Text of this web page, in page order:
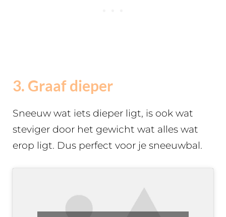
3. Graaf dieper
Sneeuw wat iets dieper ligt, is ook wat
steviger door het gewicht wat alles wat
erop ligt. Dus perfect voor je sneeuwbal.